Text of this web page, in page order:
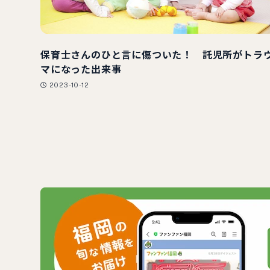
保育士さんのひと言に傷ついた！ 託児所がトラ
マになった出来事
2023-10-12